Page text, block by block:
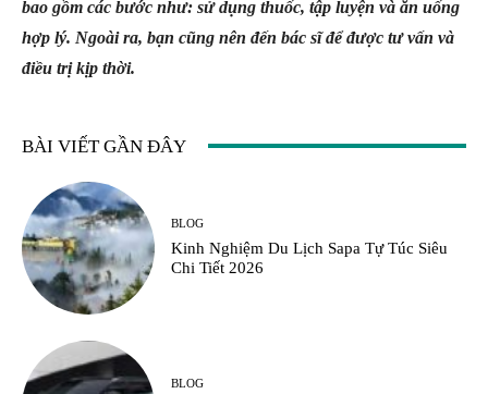
bao gồm các bước như: sử dụng thuốc, tập luyện và ăn uống
hợp lý. Ngoài ra, bạn cũng nên đến bác sĩ để được tư vấn và
điều trị kịp thời.
BÀI VIẾT GẦN ĐÂY
BLOG
Kinh Nghiệm Du Lịch Sapa Tự Túc Siêu
Chi Tiết 2026
BLOG